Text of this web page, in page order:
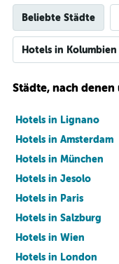
Beliebte Städte
Hotels in Kolumbien
Städte, nach denen
Hotels in Lignano
Hotels in Amsterdam
Hotels in München
Hotels in Jesolo
Hotels in Paris
Hotels in Salzburg
Hotels in Wien
Hotels in London